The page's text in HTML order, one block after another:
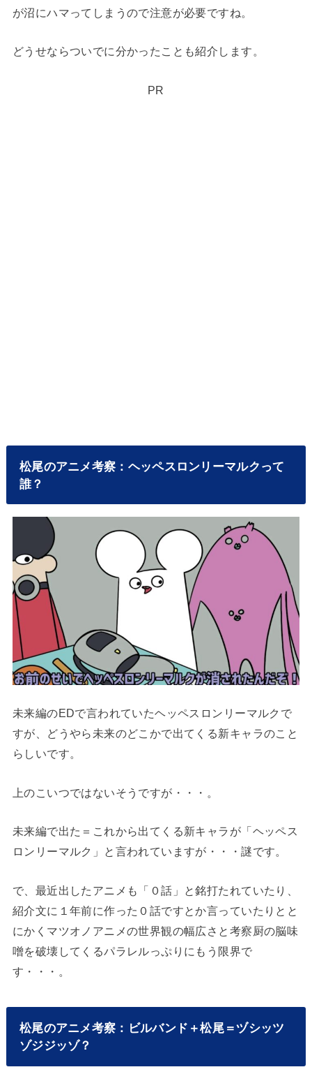
が沼にハマってしまうので注意が必要ですね。
どうせならついでに分かったことも紹介します。
PR
松尾のアニメ考察：ヘッペスロンリーマルクって
誰？
未来編のEDで言われていたヘッペスロンリーマルクで
すが、どうやら未来のどこかで出てくる新キャラのこと
らしいです。
上のこいつではないそうですが・・・。
未来編で出た＝これから出てくる新キャラが「ヘッペス
ロンリーマルク」と言われていますが・・・謎です。
で、最近出したアニメも「０話」と銘打たれていたり、
紹介文に１年前に作った０話ですとか言っていたりとと
にかくマツオノアニメの世界観の幅広さと考察厨の脳味
噌を破壊してくるパラレルっぷりにもう限界で
す・・・。
松尾のアニメ考察：ビルバンド＋松尾＝ヅシッツ
ゾジジッゾ？